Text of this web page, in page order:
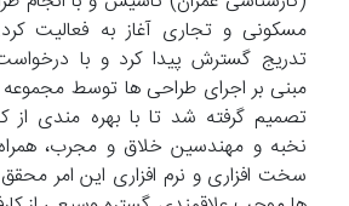
تدریج گسترش پیدا کرد و با
تصمیم گرفته شد تا با بهره مندی از
نخبه و مهندسین خلاق و مجرب،
سخت افزاری و نرم افزاری این امر